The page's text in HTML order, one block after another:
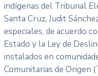
indígenas del Tribunal
Santa Cruz, Judit
especiales, de acuerdo
Estado y la Ley de
instalados en
Comunitarias de Origen